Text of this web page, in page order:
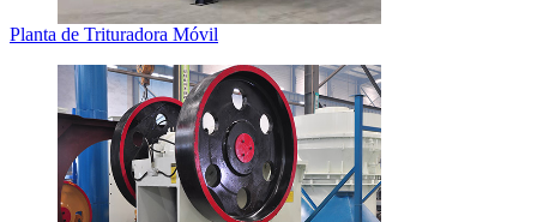
Planta de Trituradora Móvil